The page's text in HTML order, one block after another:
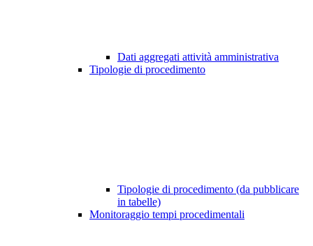
Dati aggregati attività amministrativa
Tipologie di procedimento
Tipologie di procedimento (da pubblicare
in tabelle)
Monitoraggio tempi procedimentali